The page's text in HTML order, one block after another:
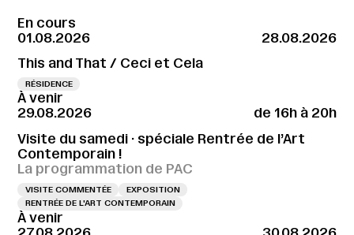
En cours
01.08.2026
28.08.2026
This and That / Ceci et Cela
RÉSIDENCE
À venir
29.08.2026
de 16h à 20h
Visite du samedi · spéciale Rentrée de l’Art
Contemporain !
La programmation de PAC
VISITE COMMENTÉE
EXPOSITION
RENTRÉE DE L'ART CONTEMPORAIN
À venir